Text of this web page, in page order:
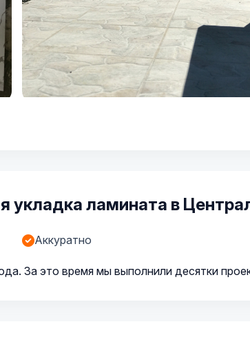
укладка ламината в
Аккуратно
За это время мы выполнили десятки